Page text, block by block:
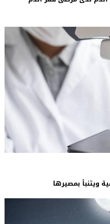
ويتنبأ بمصيرها